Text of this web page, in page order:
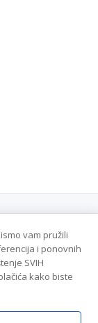
vam pružili
i ponovnih
SVIH
kako biste